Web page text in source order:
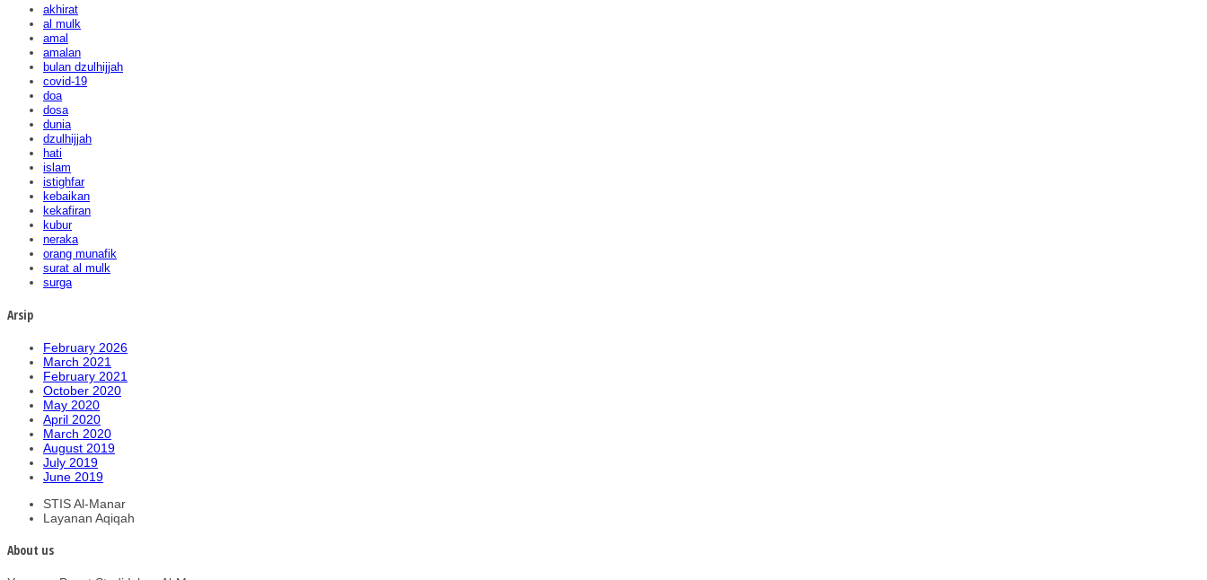
akhirat
al mulk
amal
amalan
bulan dzulhijjah
covid-19
doa
dosa
dunia
dzulhijjah
hati
islam
istighfar
kebaikan
kekafiran
kubur
neraka
orang munafik
surat al mulk
surga
Arsip
February 2026
March 2021
February 2021
October 2020
May 2020
April 2020
March 2020
August 2019
July 2019
June 2019
STIS Al-Manar
Layanan Aqiqah
About us